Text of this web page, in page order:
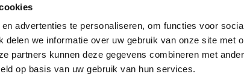
advertenties te personaliseren, om functies voor
delen we informatie over uw gebruik van onze site met
partners kunnen deze gegevens combineren met
op basis van uw gebruik van hun services.
en veelzijdige
houdt, perfect voor
…